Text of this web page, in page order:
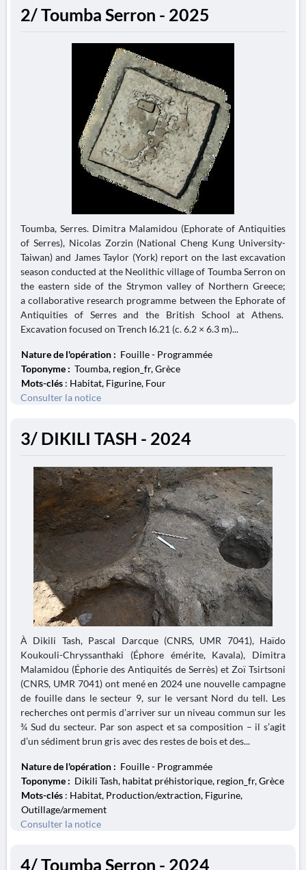
2/ Toumba Serron - 2025
Toumba, Serres. Dimitra Malamidou (Ephorate of Antiquities
of Serres), Nicolas Zorzin (National Cheng Kung University-
Taiwan) and James Taylor (York) report on the last excavation
season conducted at the Neolithic village of Toumba Serron on
the eastern side of the Strymon valley of Northern Greece;
a collaborative research programme between the Ephorate of
Antiquities of Serres and the British School at Athens.
Excavation focused on Trench I6.21 (c. 6.2 × 6.3 m)...
Nature de l'opération : Fouille - Programmée
Toponyme : Toumba, region_fr, Grèce
Mots-clés : Habitat, Figurine, Four
Consulter la notice
3/ DIKILI TASH - 2024
À Dikili Tash, Pascal Darcque (CNRS, UMR 7041), Haïdo
Koukouli-Chryssanthaki (Éphore émérite, Kavala), Dimitra
Malamidou (Éphorie des Antiquités de Serrès) et Zoï Tsirtsoni
(CNRS, UMR 7041) ont mené en 2024 une nouvelle campagne
de fouille dans le secteur 9, sur le versant Nord du tell. Les
recherches ont permis d’arriver sur un niveau commun sur les
¾ Sud du secteur. Par son aspect et sa composition – il s’agit
d’un sédiment brun gris avec des restes de bois et des...
Nature de l'opération : Fouille - Programmée
Toponyme : Dikili Tash, habitat préhistorique, region_fr, Grèce
Mots-clés : Habitat, Production/extraction, Figurine,
Outillage/armement
Consulter la notice
4/ Toumba Serron - 2024